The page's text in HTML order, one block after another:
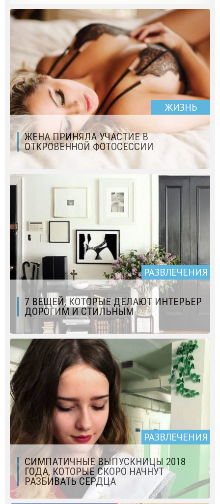
ЖИЗНЬ
ЖЕНА ПРИНЯЛА УЧАСТИЕ В
ОТКРОВЕННОЙ ФОТОСЕССИИ
РАЗВЛЕЧЕНИЯ
7 ВЕЩЕЙ, КОТОРЫЕ ДЕЛАЮТ ИНТЕРЬЕР
ДОРОГИМ И СТИЛЬНЫМ
РАЗВЛЕЧЕНИЯ
СИМПАТИЧНЫЕ ВЫПУСКНИЦЫ 2018
ГОДА, КОТОРЫЕ СКОРО НАЧНУТ
РАЗБИВАТЬ СЕРДЦА